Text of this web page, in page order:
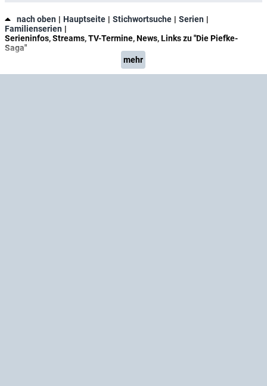
mehr
nach oben Hauptseite Stichwortsuche
Serien
Familienserien
Serieninfos, Streams, TV-Termine, News, Links zu "Die Piefke-
Saga"